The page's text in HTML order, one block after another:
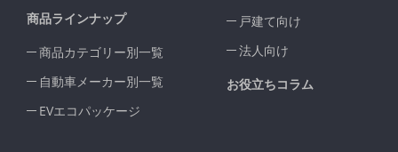
商品ラインナップ
商品カテゴリー別一覧
自動車メーカー別一覧
EVエコパッケージ
戸建て向け
法人向け
お役立ちコラム